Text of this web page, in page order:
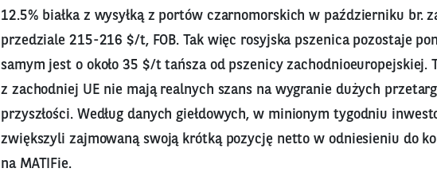
12.5% białka z wysyłką z portów czarnomorskich w październiku br.
przedziale 215-216 $/t, FOB. Tak więc rosyjska pszenica pozostaje
samym jest o około 35 $/t tańsza od pszenicy zachodnioeuropejskiej.
z zachodniej UE nie mają realnych szans na wygranie dużych
przyszłości. Według danych giełdowych, w minionym tygodniu
zwiększyli zajmowaną swoją krótką pozycję netto w odniesieniu do
na MATIFie.